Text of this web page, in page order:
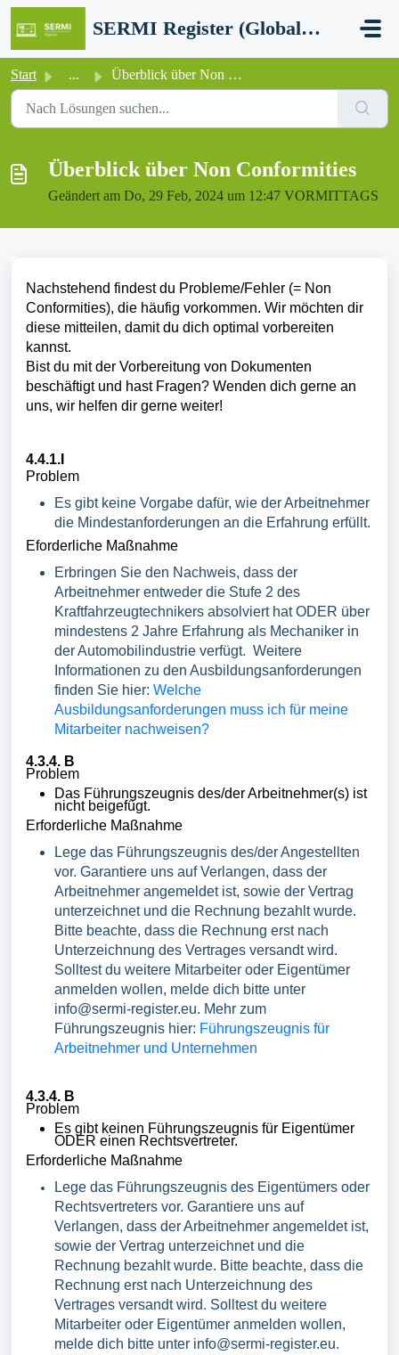
Zum hauptsächlichen Inhalt gehen
SERMI Register (Global Network Group - SERMI certification)
Start ... Überblick über Non Conformities
Überblick über Non Conformities
Geändert am Do, 29 Feb, 2024 um 12:47 VORMITTAGS
Nachstehend findest du Probleme/Fehler (= Non
Conformities), die häufig vorkommen. Wir möchten dir
diese mitteilen, damit du dich optimal vorbereiten
kannst.
Bist du mit der Vorbereitung von Dokumenten
beschäftigt und hast Fragen? Wenden dich gerne an
uns, wir helfen dir gerne weiter!
4.4.1.I
Problem
Es gibt keine Vorgabe dafür, wie der Arbeitnehmer
die Mindestanforderungen an die Erfahrung erfüllt.
Eforderliche Maßnahme
Erbringen Sie den Nachweis, dass der
Arbeitnehmer entweder die Stufe 2 des
Kraftfahrzeugtechnikers absolviert hat ODER über
mindestens 2 Jahre Erfahrung als Mechaniker in
der Automobilindustrie verfügt. Weitere
Informationen zu den Ausbildungsanforderungen
finden Sie hier: Welche
Ausbildungsanforderungen muss ich für meine
Mitarbeiter nachweisen?
4.3.4. B
Problem
Das Führungszeugnis des/der Arbeitnehmer(s) ist
nicht beigefügt.
Erforderliche Maßnahme
Lege das Führungszeugnis des/der Angestellten
vor. Garantiere uns auf Verlangen, dass der
Arbeitnehmer angemeldet ist, sowie der Vertrag
unterzeichnet und die Rechnung bezahlt wurde.
Bitte beachte, dass die Rechnung erst nach
Unterzeichnung des Vertrages versandt wird.
Solltest du weitere Mitarbeiter oder Eigentümer
anmelden wollen, melde dich bitte unter
info@sermi-register.eu. Mehr zum
Führungszeugnis hier: Führungszeugnis für
Arbeitnehmer und Unternehmen
4.3.4. B
Problem
Es gibt keinen Führungszeugnis für Eigentümer
ODER einen Rechtsvertreter.
Erforderliche Maßnahme
Lege das Führungszeugnis des Eigentümers oder
Rechtsvertreters vor. Garantiere uns auf
Verlangen, dass der Arbeitnehmer angemeldet ist,
sowie der Vertrag unterzeichnet und die
Rechnung bezahlt wurde. Bitte beachte, dass die
Rechnung erst nach Unterzeichnung des
Vertrages versandt wird. Solltest du weitere
Mitarbeiter oder Eigentümer anmelden wollen,
melde dich bitte unter info@sermi-register.eu.